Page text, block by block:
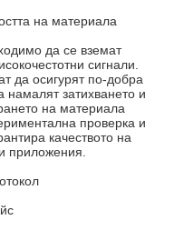
на материала
да се вземат
сигнали.
да осигурят по-добра
намалят затихването и
на материала
проверка и
качеството на
приложения.